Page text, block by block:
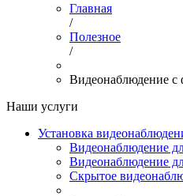
Главная
/
Полезное
/
Видеонаблюдение с
Наши услуги
Установка
Видеонаблюдение
Видеонаблюдение
Скрытое